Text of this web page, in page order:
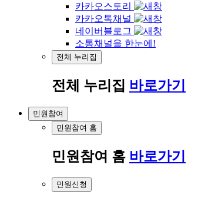
카카오스토리
카카오톡채널
네이버블로그
소통채널을 한눈에!
전체 누리집
전체 누리집 바로가기
민원참여
민원참여 홈
민원참여 홈 바로가기
민원신청